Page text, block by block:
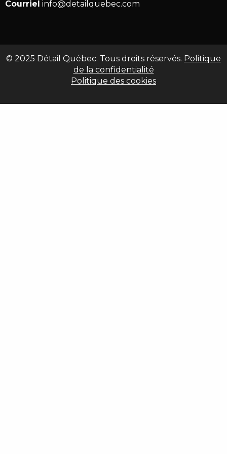
Courriel info@detailquebec.com
© 2025 Détail Québec. Tous droits réservés. Politique
de la confidentialité
Politique des cookies